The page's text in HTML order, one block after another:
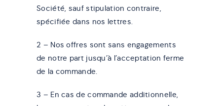
Société, sauf stipulation contraire,
spécifiée dans nos lettres.
2 – Nos offres sont sans engagements
de notre part jusqu’à l’acceptation ferme
de la commande.
3 – En cas de commande additionnelle,